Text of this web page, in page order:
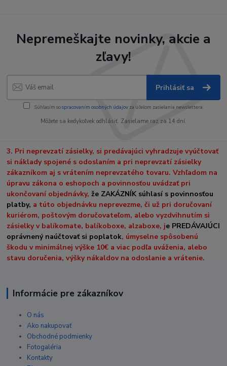
Nepremeškajte novinky, akcie a
zľavy!
Prihlásiť sa
Súhlasím sospracovaním osobných údajov za účelom zasielania newslettera.
Môžete sa kedykoľvek odhlásiť. Zasielame raz za 14 dní.
3. Pri neprevzatí zásielky, si predávajúci vyhradzuje vyúčtovať
si náklady spojené s odoslaním a pri neprevzatí zásielky
zákazníkom aj s vrátením neprevzatého tovaru. Vzhľadom na
úpravu zákona o eshopoch a povinnosťou uvádzať pri
ukončovaní objednávky,že ZAKÁZNÍK súhlasí s povinnosťou
platby, a túto objednávku neprevezme, či už pri doručovaní
kuriérom, poštovým doručovateľom, alebo vyzdvihnutím si
zásielky v balíkomate, balíkoboxe, alzaboxe, je PREDÁVAJÚCI
oprávnený naúčtovať si poplatok, úmyselne spôsobenú
škodu v minimálnej výške 10€ a viac podľa uváženia, alebo
stavu doručenia, výšky nákaldov na odoslanie a vrátenie.
Informácie pre zákazníkov
O nás
Ako nakupovať
Obchodné podmienky
Fotogaléria
Kontakty